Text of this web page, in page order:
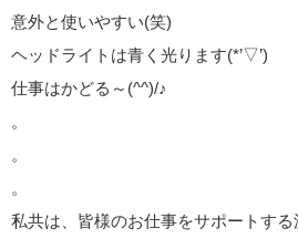
意外と使いやすい(笑)
ヘッドライトは青く光ります(*’▽’)
仕事はかどる～(^^)/♪
。
。
。
私共は、皆様のお仕事をサポートする